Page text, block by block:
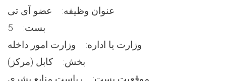
بست: 5
بخش: کابل (مرکز)